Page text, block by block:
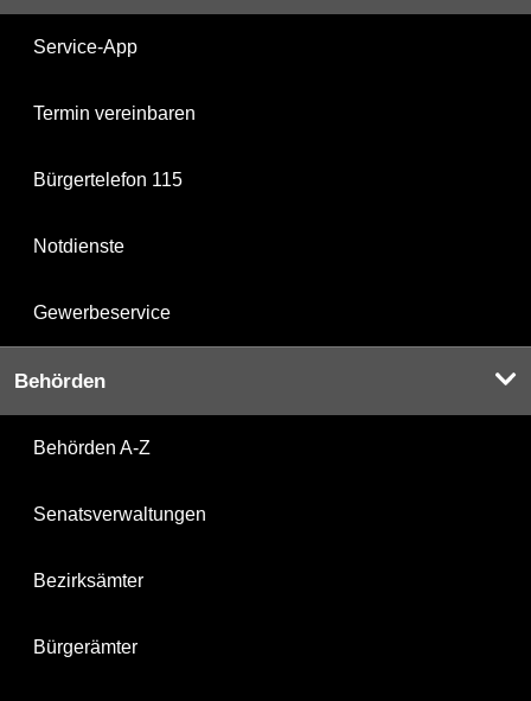
Service-App
Termin vereinbaren
Bürgertelefon 115
Notdienste
Gewerbeservice
Behörden
Behörden A-Z
Senatsverwaltungen
Bezirksämter
Bürgerämter